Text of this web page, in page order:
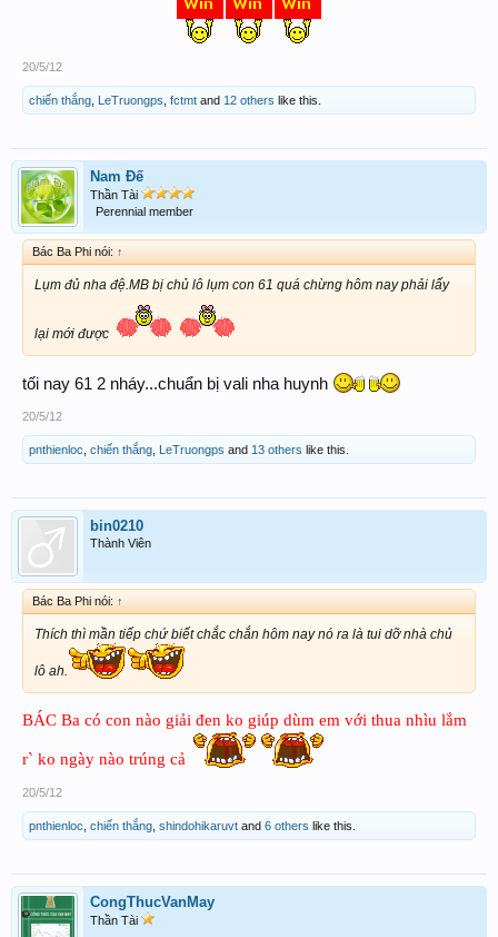
20/5/12
chiến thắng LeTruongps fctmt and 12 others like this.
Nam Đế
Thần Tài
Perennial member
Bác Ba Phi nói: ↑
Lụm đủ nha đệ.MB bị chủ lô lụm con 61 quá chừng hôm nay phải lấy
lại mới được
tối nay 61 2 nháy...chuẩn bị vali nha huynh
20/5/12
pnthienloc chiến thắng LeTruongps and 13 others like this.
bin0210
Thành Viên
Bác Ba Phi nói: ↑
Thích thì mần tiếp chứ biết chắc chắn hôm nay nó ra là tui dỡ nhà chủ
lô ah.
BÁC Ba có con nào giải đen ko giúp dùm em với thua nhìu lắm
r` ko ngày nào trúng cả
20/5/12
pnthienloc chiến thắng shindohikaruvt and 6 others like this.
CongThucVanMay
Thần Tài